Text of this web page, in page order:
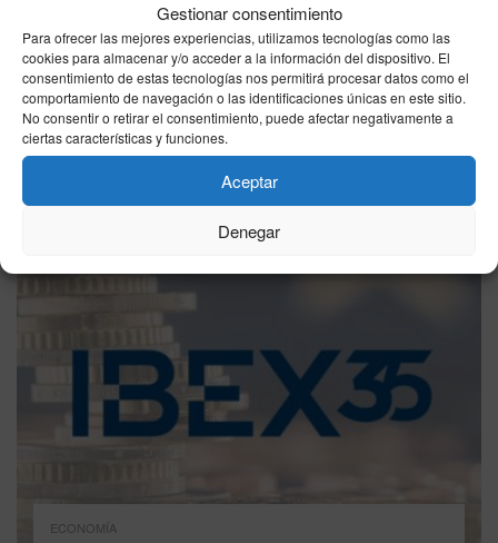
Gestionar consentimiento
Para ofrecer las mejores experiencias, utilizamos tecnologías como las
cookies para almacenar y/o acceder a la información del dispositivo. El
consentimiento de estas tecnologías nos permitirá procesar datos como el
comportamiento de navegación o las identificaciones únicas en este sitio.
No consentir o retirar el consentimiento, puede afectar negativamente a
ciertas características y funciones.
Aceptar
Denegar
10/08/2026
VER MÁS
ECONOMÍA